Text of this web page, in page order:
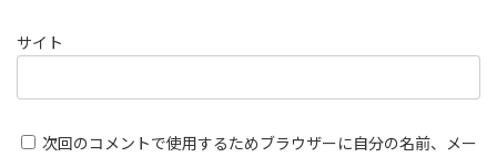
サイト
次回のコメントで使用するためブラウザーに自分の名前、メー